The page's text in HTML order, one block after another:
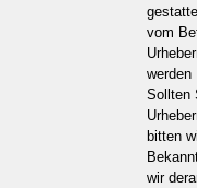
vom
werden
Sollten
bitten
wir